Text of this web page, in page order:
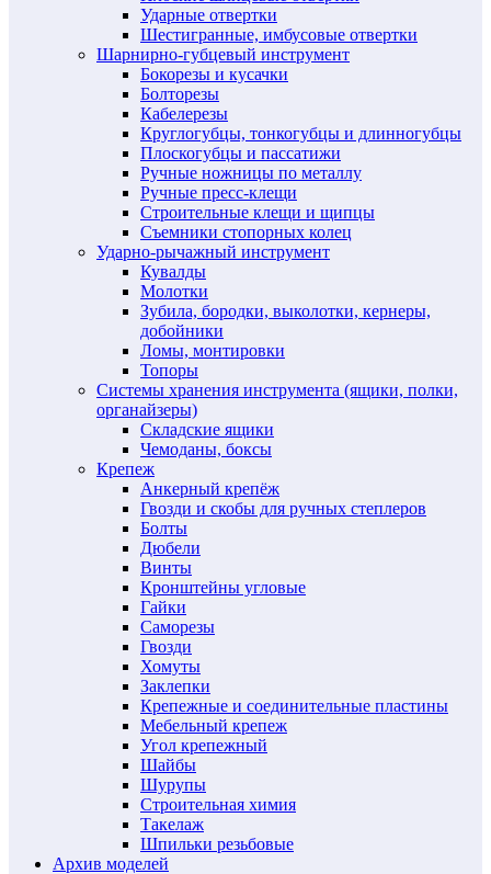
Ударные отвертки
Шестигранные, имбусовые отвертки
Шарнирно-губцевый инструмент
Бокорезы и кусачки
Болторезы
Кабелерезы
Круглогубцы, тонкогубцы и длинногубцы
Плоскогубцы и пассатижи
Ручные ножницы по металлу
Ручные пресс-клещи
Строительные клещи и щипцы
Съемники стопорных колец
Ударно-рычажный инструмент
Кувалды
Молотки
Зубила, бородки, выколотки, кернеры,
добойники
Ломы, монтировки
Топоры
Системы хранения инструмента (ящики, полки,
органайзеры)
Складские ящики
Чемоданы, боксы
Крепеж
Анкерный крепёж
Гвозди и скобы для ручных степлеров
Болты
Дюбели
Винты
Кронштейны угловые
Гайки
Саморезы
Гвозди
Хомуты
Заклепки
Крепежные и соединительные пластины
Мебельный крепеж
Угол крепежный
Шайбы
Шурупы
Строительная химия
Такелаж
Шпильки резьбовые
Архив моделей